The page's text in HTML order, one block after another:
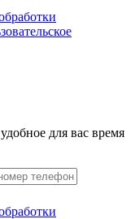
для вас время